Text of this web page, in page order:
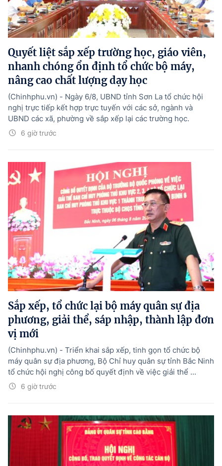
Quyết liệt sắp xếp trường học, giáo viên,
nhanh chóng ổn định tổ chức bộ máy,
nâng cao chất lượng dạy học
6 giờ trước
(Chinhphu.vn) - Ngày 6/8, UBND tỉnh Sơn La tổ chức hội
nghị trực tiếp kết hợp trực tuyến với các sở, ngành và
UBND các xã, phường về sắp xếp lại các trường học.
Sắp xếp, tổ chức lại bộ máy quân sự địa
phương, giải thể, sáp nhập, thành lập đơn
vị mới
6 giờ trước
(Chinhphu.vn) - Triển khai sắp xếp, tinh gọn tổ chức bộ
máy quân sự địa phương, Bộ Chỉ huy quân sự tỉnh Bắc Ninh
tổ chức hội nghị công bố quyết định về việc giải thể ...